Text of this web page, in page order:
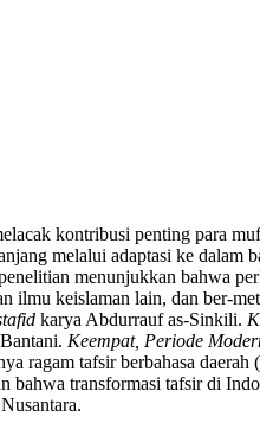
kontribusi penting para
melalui adaptasi ke dalam
menunjukkan bahwa
ilmu keislaman lain, dan ber-
karya Abdurrauf as-Sinkili.
Keempat, Periode
ragam tafsir berbahasa daerah
bahwa transformasi tafsir di